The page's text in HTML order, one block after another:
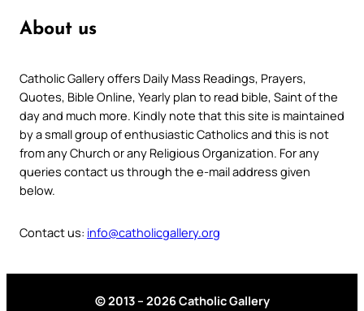
About us
Catholic Gallery offers Daily Mass Readings, Prayers,
Quotes, Bible Online, Yearly plan to read bible, Saint of the
day and much more. Kindly note that this site is maintained
by a small group of enthusiastic Catholics and this is not
from any Church or any Religious Organization. For any
queries contact us through the e-mail address given
below.
Contact us: info@catholicgallery.org
© 2013 – 2026 Catholic Gallery